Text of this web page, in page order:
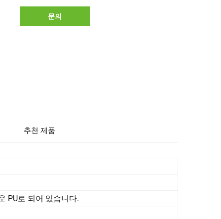
문의
추천 제품
PU로 되어 있습니다.